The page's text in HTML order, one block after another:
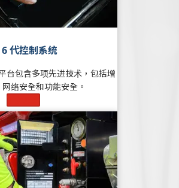
代控制系统
台包含多项先进技术，包括增
络安全和功能安全。